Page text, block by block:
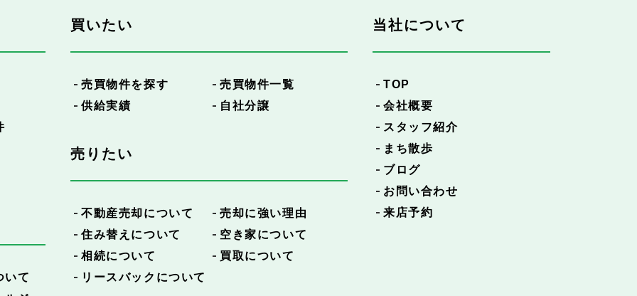
いて
買いたい
売買物件を探す
売買物件一覧
供給実績
自社分譲
売りたい
不動産売却について
売却に強い理由
住み替えについて
空き家について
相続について
買取について
リースバックについて
当社について
TOP
会社概要
スタッフ紹介
まち散歩
ブログ
お問い合わせ
来店予約